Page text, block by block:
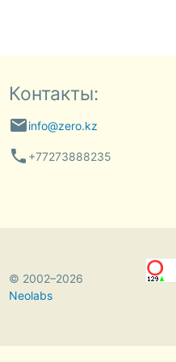
Контакты:
emailinfo@zero.kz
phone +77273888235
© 2002–2026
Neolabs